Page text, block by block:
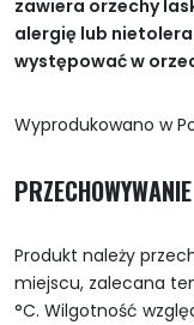
zawiera orzechy
alergię lub
występować w
Wyprodukowano w
PRZECHOWYWANIE
Produkt należy
miejscu, zalecana
°C. Wilgotność